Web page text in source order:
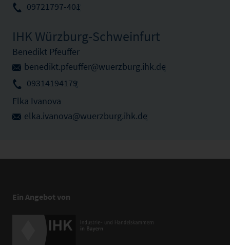
09721797-401
IHK Würzburg-Schweinfurt
Benedikt Pfeuffer
benedikt.pfeuffer@wuerzburg.ihk.de
09314194179
Elka Ivanova
elka.ivanova@wuerzburg.ihk.de
Ein Angebot von